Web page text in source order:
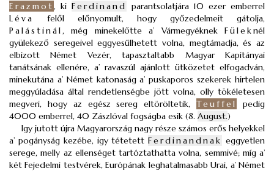
Erazmot, ki Ferdinand
parantsolatjára 10 ezer emberrel
Léva
felől előnyomult, hogy győzedelmeit gátolja,
Palástinál, még minekelőtte a’ Vármegyéknek Füleknél
gyülekező seregeivel eggyesűlhetett volna, megtámadja, és az
elbizott Német Vezér, tapasztaltabb Magyar Kapitányai
tanátsának ellenére, a’ ravaszúl ajánlott ütközetet elfogadván,
minekutána a’ Német katonaság a’ puskaporos szekerek hirtelen
meggyúladása által rendetlenségbe jött volna, olly tökéletesen
megveri, hogy az egész sereg eltöröltetik,Teuffel
pedig
4000 emberrel, 40 Zászlóval fogságba esik (8. August.)
Igy jutott újra Magyarország nagy része számos erős helyekkel
a’ pogányság kezébe, igy tétetettFerdinandnak eggyetlen
serege, melly az ellenséget tartóztathatta volna, semmivé; míg a’
két Fejedelmi testvérek, Európának leghatalmasabb Urai, a’ Német